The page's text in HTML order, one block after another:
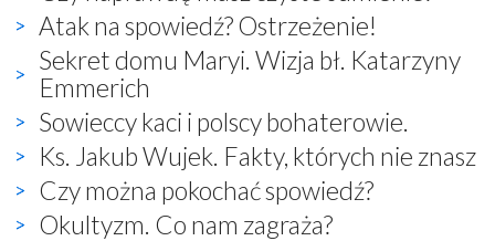
Atak na spowiedź? Ostrzeżenie!
Sekret domu Maryi. Wizja bł. Katarzyny
Emmerich
Sowieccy kaci i polscy bohaterowie.
Ks. Jakub Wujek. Fakty, których nie znasz
Czy można pokochać spowiedź?
Okultyzm. Co nam zagraża?